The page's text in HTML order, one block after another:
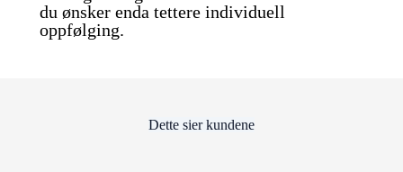
du ønsker enda tettere individuell
oppfølging.
Dette sier kundene